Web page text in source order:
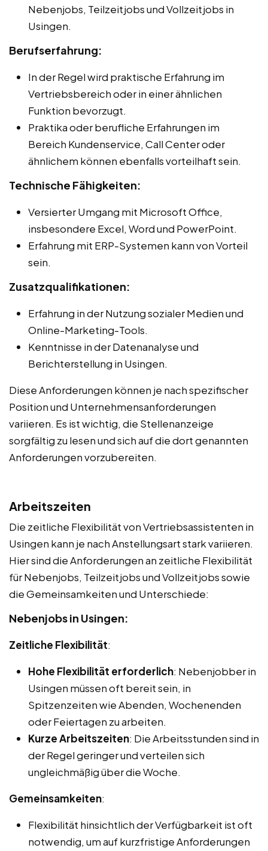
Nebenjobs, Teilzeitjobs und Vollzeitjobs in
Usingen.
Berufserfahrung:
In der Regel wird praktische Erfahrung im
Vertriebsbereich oder in einer ähnlichen
Funktion bevorzugt.
Praktika oder berufliche Erfahrungen im
Bereich Kundenservice, Call Center oder
ähnlichem können ebenfalls vorteilhaft sein.
Technische Fähigkeiten:
Versierter Umgang mit Microsoft Office,
insbesondere Excel, Word und PowerPoint.
Erfahrung mit ERP-Systemen kann von Vorteil
sein.
Zusatzqualifikationen:
Erfahrung in der Nutzung sozialer Medien und
Online-Marketing-Tools.
Kenntnisse in der Datenanalyse und
Berichterstellung in Usingen.
Diese Anforderungen können je nach spezifischer
Position und Unternehmensanforderungen
variieren. Es ist wichtig, die Stellenanzeige
sorgfältig zu lesen und sich auf die dort genannten
Anforderungen vorzubereiten.
Arbeitszeiten
Die zeitliche Flexibilität von Vertriebsassistenten in
Usingen kann je nach Anstellungsart stark variieren.
Hier sind die Anforderungen an zeitliche Flexibilität
für Nebenjobs, Teilzeitjobs und Vollzeitjobs sowie
die Gemeinsamkeiten und Unterschiede:
Nebenjobs in Usingen:
Zeitliche Flexibilität:
Hohe Flexibilität erforderlich: Nebenjobber in
Usingen müssen oft bereit sein, in
Spitzenzeiten wie Abenden, Wochenenden
oder Feiertagen zu arbeiten.
Kurze Arbeitszeiten: Die Arbeitsstunden sind in
der Regel geringer und verteilen sich
ungleichmäßig über die Woche.
Gemeinsamkeiten:
Flexibilität hinsichtlich der Verfügbarkeit ist oft
notwendig, um auf kurzfristige Anforderungen